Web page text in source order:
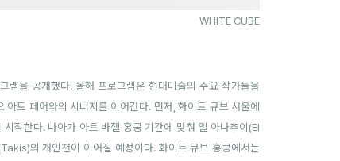
WHITE CUBE
을 공개했다. 올해 프로그램은 현대미술의 주요 작가들을
트 페어와의 시너지를 이어간다. 먼저, 화이트 큐브 서울에
한다. 나아가 아트 바젤 홍콩 기간에 맞춰 엘 아나추이(El
의 개인전이 이어질 예정이다. 화이트 큐브 홍콩에서는